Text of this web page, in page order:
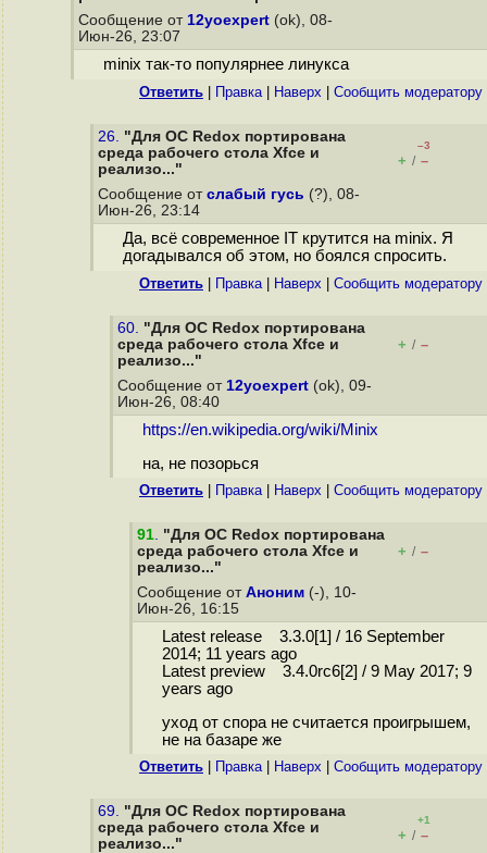
Сообщение от 12yoexpert (ok), 08-
Июн-26, 23:07
minix так-то популярнее линукса
Ответить Правка| Наверх Cообщить модератору
26. "Для ОС Redox портирована
среда рабочего стола Xfce и
реализо..."
–3
+ / –
Сообщение от слабый гусь (?), 08-
Июн-26, 23:14
Да, всё современное IT крутится на minix. Я
догадывался об этом, но боялся спросить.
Ответить Правка| Наверх Cообщить модератору
60. "Для ОС Redox портирована
среда рабочего стола Xfce и
реализо..."
+ / –
Сообщение от 12yoexpert (ok), 09-
Июн-26, 08:40
https://en.wikipedia.org/wiki/Minix
на, не позорься
Ответить Правка| Наверх Cообщить модератору
91. "Для ОС Redox портирована
среда рабочего стола Xfce и
реализо..."
+ / –
Сообщение от Аноним (-), 10-
Июн-26, 16:15
Latest release 3.3.0[1] / 16 September
2014; 11 years ago
Latest preview 3.4.0rc6[2] / 9 May 2017; 9
years ago
уход от спора не считается проигрышем,
не на базаре же
Ответить Правка| Наверх Cообщить модератору
69. "Для ОС Redox портирована
среда рабочего стола Xfce и
реализо..."
+1
+ / –